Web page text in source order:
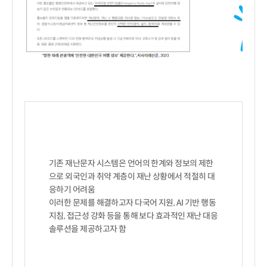
기존 재난문자 시스템은 언어의 한계와 정보의 제한
으로 외국인과 취약 계층이 재난 상황에서 적절히 대
응하기 어려움
이러한 문제를 해결하고자 다국어 지원, AI 기반 행동
지침, 접근성 강화 등을 통해 보다 효과적인 재난 대응
솔루션을 제공하고자 함